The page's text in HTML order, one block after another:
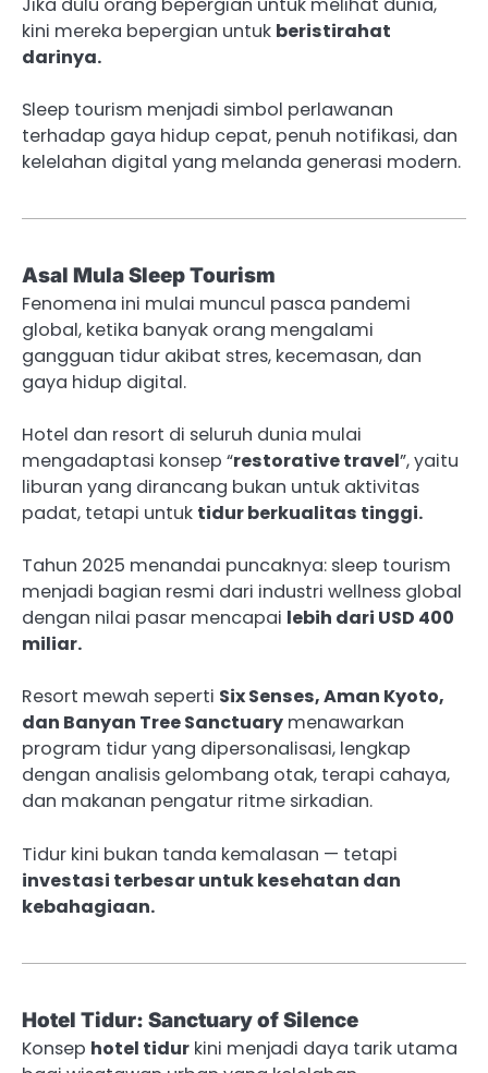
kini mereka bepergian untuk beristirahat
darinya.
Sleep tourism menjadi simbol perlawanan
terhadap gaya hidup cepat, penuh notifikasi, dan
kelelahan digital yang melanda generasi modern.
Asal Mula Sleep Tourism
Fenomena ini mulai muncul pasca pandemi
global, ketika banyak orang mengalami
gangguan tidur akibat stres, kecemasan, dan
gaya hidup digital.
Hotel dan resort di seluruh dunia mulai
mengadaptasi konsep “restorative travel”, yaitu
liburan yang dirancang bukan untuk aktivitas
padat, tetapi untuk tidur berkualitas tinggi.
Tahun 2025 menandai puncaknya: sleep tourism
menjadi bagian resmi dari industri wellness global
dengan nilai pasar mencapai lebih dari USD 400
miliar.
Resort mewah seperti Six Senses, Aman Kyoto,
dan Banyan Tree Sanctuary menawarkan
program tidur yang dipersonalisasi, lengkap
dengan analisis gelombang otak, terapi cahaya,
dan makanan pengatur ritme sirkadian.
Tidur kini bukan tanda kemalasan — tetapi
investasi terbesar untuk kesehatan dan
kebahagiaan.
Hotel Tidur: Sanctuary of Silence
Konsep hotel tidur kini menjadi daya tarik utama